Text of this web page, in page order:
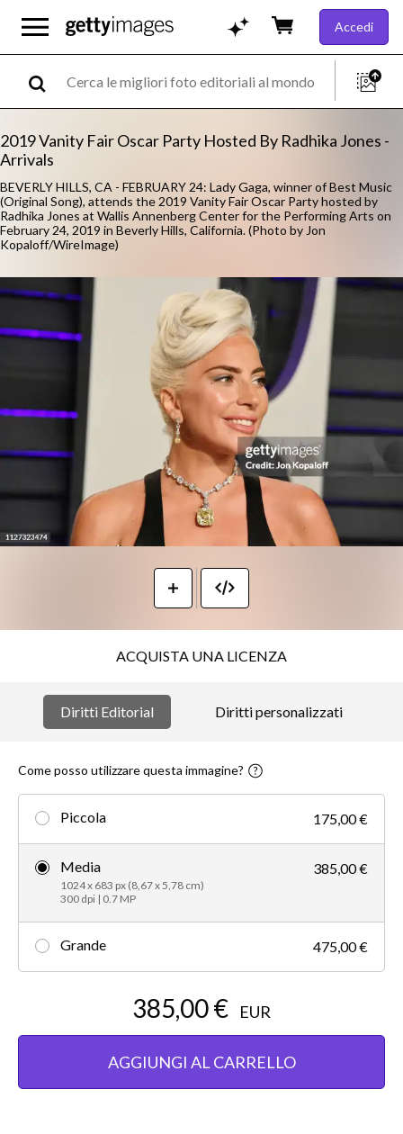
Accedi
2019 Vanity Fair Oscar Party Hosted By Radhika Jones -
Arrivals
BEVERLY HILLS, CA - FEBRUARY 24: Lady Gaga, winner of Best Music
(Original Song), attends the 2019 Vanity Fair Oscar Party hosted by
Radhika Jones at Wallis Annenberg Center for the Performing Arts on
February 24, 2019 in Beverly Hills, California. (Photo by Jon
Kopaloff/WireImage)
ACQUISTA UNA LICENZA
Diritti Editorial Diritti personalizzati
Come posso utilizzare questa immagine?
Piccola 175,00 €
Media
1024 x 683 px (8,67 x 5,78 cm)
300 dpi | 0.7 MP
385,00 €
Grande 475,00 €
385,00 € EUR
AGGIUNGI AL CARRELLO